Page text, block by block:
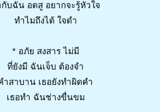
บฉัน อดสู อยากจะรู้หัวใจ
ทำไมถึงได้ ใจดำ
* อภัย สงสาร ไม่มี
ที่ยังมี ฉันเจ็บ ต้องจำ
ำสาบาน เธอยังทำผิดคำ
เธอทำ ฉันช่างขื่นขม